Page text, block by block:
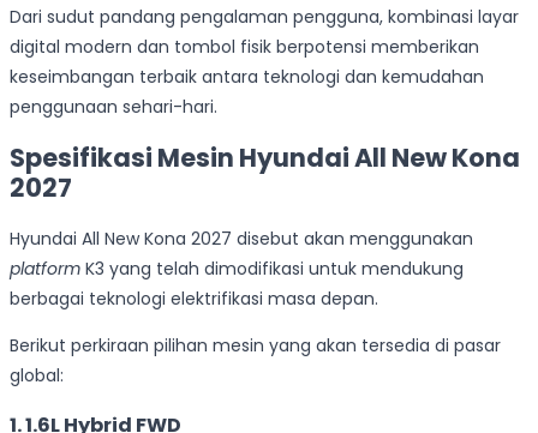
Dari sudut pandang pengalaman pengguna, kombinasi layar
digital modern dan tombol fisik berpotensi memberikan
keseimbangan terbaik antara teknologi dan kemudahan
penggunaan sehari-hari.
Spesifikasi Mesin Hyundai All New Kona
2027
Hyundai All New Kona 2027 disebut akan menggunakan
platform K3 yang telah dimodifikasi untuk mendukung
berbagai teknologi elektrifikasi masa depan.
Berikut perkiraan pilihan mesin yang akan tersedia di pasar
global:
1. 1.6L Hybrid FWD